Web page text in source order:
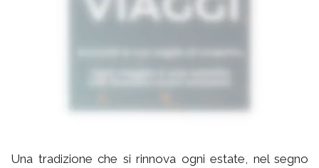
Una tradizione che si rinnova ogni estate, nel segno